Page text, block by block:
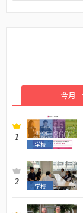
今月
1
学校
2 学校